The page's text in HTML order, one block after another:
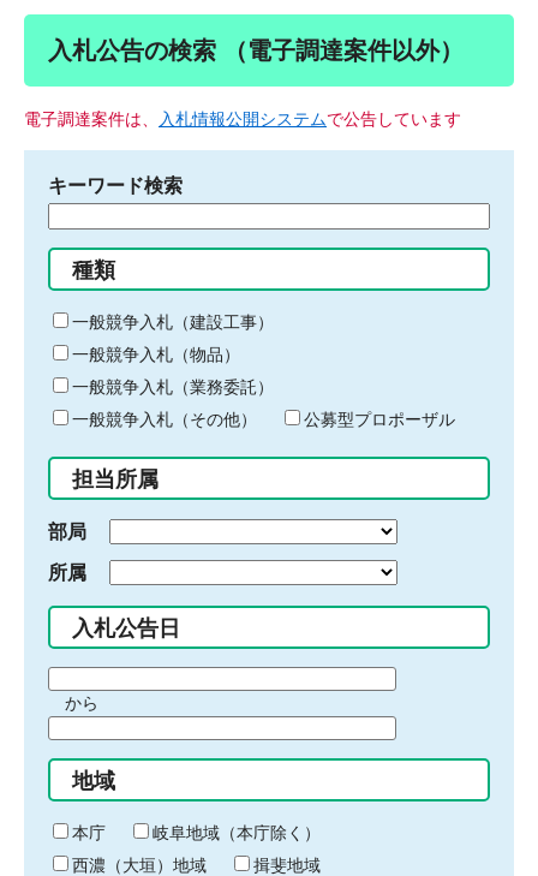
入札公告の検索 （電子調達案件以外）
電子調達案件は、 入札情報公開システムで公告しています
キーワード検索
る
キ
ー
ワ
ー
ド
入
力
種類
一般競争入札（建設工事）
一般競争入札（物品）
一般競争入札（業務委託）
一般競争入札（その他）
公募型プロポーザル
担当所属
部局
所属
入札公告日
間
始
り
から
間
終
わ
り
地域
本庁
岐阜地域（本庁除く）
西濃（大垣）地域
揖斐地域